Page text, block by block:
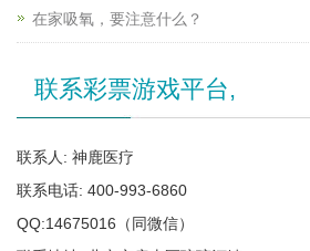
在家吸氧，要注意什么？
联系彩票游戏平台,
联系人: 神鹿医疗
联系电话: 400-993-6860
QQ:14675016（同微信）